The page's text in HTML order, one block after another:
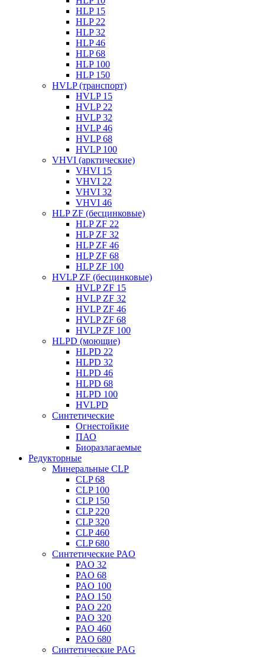
HLP 15
HLP 22
HLP 32
HLP 46
HLP 68
HLP 100
HLP 150
HVLP (транспорт)
HVLP 15
HVLP 22
HVLP 32
HVLP 46
HVLP 68
HVLP 100
VHVI (арктические)
VHVI 15
VHVI 22
VHVI 32
VHVI 46
HLP ZF (бесцинковые)
HLP ZF 22
HLP ZF 32
HLP ZF 46
HLP ZF 68
HLP ZF 100
HVLP ZF (бесцинковые)
HVLP ZF 15
HVLP ZF 32
HVLP ZF 46
HVLP ZF 68
HVLP ZF 100
HLPD (моющие)
HLPD 22
HLPD 32
HLPD 46
HLPD 68
HLPD 100
HVLPD
Синтетические
Огнестойкие
ПАО
Биоразлагаемые
Редукторные
Минеральные CLP
CLP 68
CLP 100
CLP 150
CLP 220
CLP 320
CLP 460
CLP 680
Синтетические PAO
PAO 32
PAO 68
PAO 100
PAO 150
PAO 220
PAO 320
PAO 460
PAO 680
Синтетические PAG